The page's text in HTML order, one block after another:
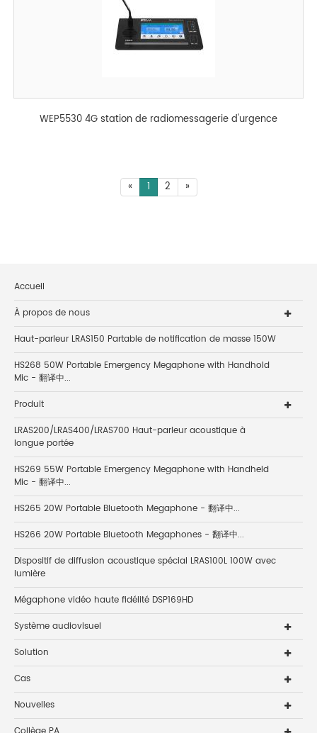
WEP5530 4G station de radiomessagerie d'urgence
« 1 2 »
Accueil
À propos de nous
Haut-parleur LRAS150 Partable de notification de masse 150W
HS268 50W Portable Emergency Megaphone with Handhold
Mic - 翻译中...
Produit
LRAS200/LRAS400/LRAS700 Haut-parleur acoustique à
longue portée
HS269 55W Portable Emergency Megaphone with Handheld
Mic - 翻译中...
HS265 20W Portable Bluetooth Megaphone - 翻译中...
HS266 20W Portable Bluetooth Megaphones - 翻译中...
Dispositif de diffusion acoustique spécial LRAS100L 100W avec
lumière
Mégaphone vidéo haute fidélité DSP169HD
Système audiovisuel
Solution
Cas
Nouvelles